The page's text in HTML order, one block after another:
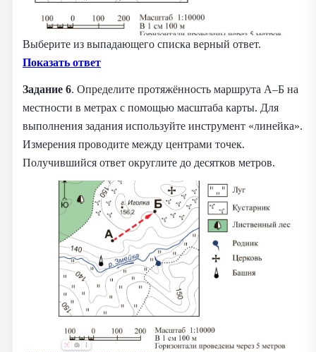
Выберите из выпадающего списка верный ответ.
Показать ответ
Задание 6. Определите протяжённость маршрута А–Б на
местности в метрах с помощью масштаба карты. Для
выполнения задания используйте инструмент «линейка».
Измерения проводите между центрами точек.
Получившийся ответ округлите до десятков метров.